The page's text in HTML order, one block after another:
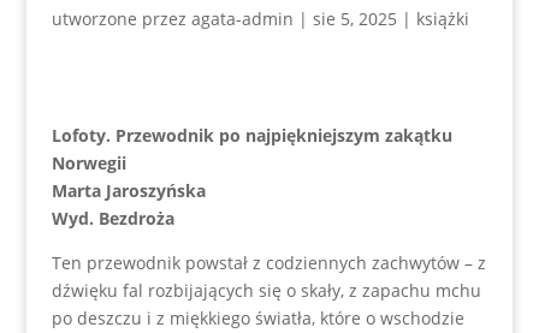
utworzone przez agata-admin | sie 5, 2025 | książki
Lofoty. Przewodnik po najpiękniejszym zakątku
Norwegii
Marta Jaroszyńska
Wyd. Bezdroża
Ten przewodnik powstał z codziennych zachwytów – z
dźwięku fal rozbijających się o skały, z zapachu mchu
po deszczu i z miękkiego światła, które o wschodzie